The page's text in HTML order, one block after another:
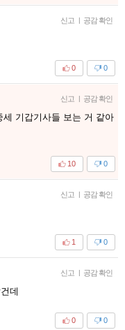
신고 | 공감 확인
0
0
신고 | 공감 확인
기갑기사들 보는 거 같아
0
10
신고 | 공감 확인
0
1
신고 | 공감 확인
데
0
0